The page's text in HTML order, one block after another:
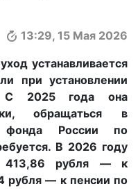
13:29, 15 Мая 2026
устанавливается
при установлении
С 2025 года она
обращаться в
фонда России по
В 2026 году
413,86 рубля — к
рубля — к пенсии по